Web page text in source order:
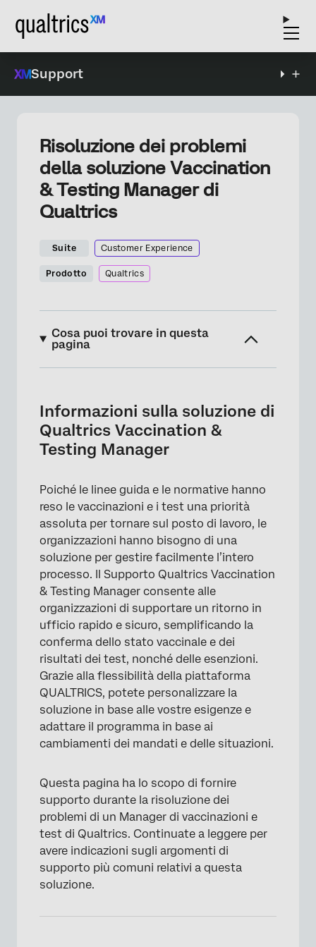
Support
Risoluzione dei problemi
della soluzione Vaccination
& Testing Manager di
Qualtrics
Suite Customer Experience
Prodotto Qualtrics
Cosa puoi trovare in questa
pagina
Funzioni richieste
Risoluzione dei problemi del sondaggio
Risoluzione dei problemi della directory
Risoluzione dei problemi del Dashboard
FAQs
Informazioni sulla soluzione di
Qualtrics Vaccination &
Testing Manager
Poiché le linee guida e le normative hanno
reso le vaccinazioni e i test una priorità
assoluta per tornare sul posto di lavoro, le
organizzazioni hanno bisogno di una
soluzione per gestire facilmente l’intero
processo. Il Supporto Qualtrics Vaccination
& Testing Manager consente alle
organizzazioni di supportare un ritorno in
ufficio rapido e sicuro, semplificando la
conferma dello stato vaccinale e dei
risultati dei test, nonché delle esenzioni.
Grazie alla flessibilità della piattaforma
QUALTRICS, potete personalizzare la
soluzione in base alle vostre esigenze e
adattare il programma in base ai
cambiamenti dei mandati e delle situazioni.
Questa pagina ha lo scopo di fornire
supporto durante la risoluzione dei
problemi di un Manager di vaccinazioni e
test di Qualtrics. Continuate a leggere per
avere indicazioni sugli argomenti di
supporto più comuni relativi a questa
soluzione.